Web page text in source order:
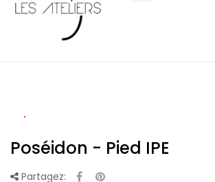
Poséidon - Pied IPE
Partagez: